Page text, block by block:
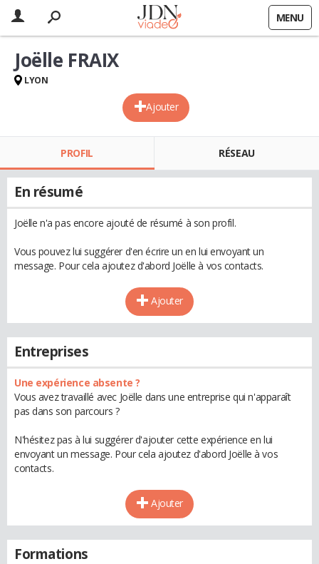
MENU
Ajouter
Joëlle FRAIX
LYON
PROFIL RÉSEAU
En résumé
Joëlle n'a pas encore ajouté de résumé à son profil.
Vous pouvez lui suggérer d'en écrire un en lui envoyant un
message. Pour cela ajoutez d'abord Joëlle à vos contacts.
Ajouter
Entreprises
Une expérience absente ?
Vous avez travaillé avec Joëlle dans une entreprise qui n'apparaît
pas dans son parcours ?
N'hésitez pas à lui suggérer d'ajouter cette expérience en lui
envoyant un message. Pour cela ajoutez d'abord Joëlle à vos
contacts.
Ajouter
Formations